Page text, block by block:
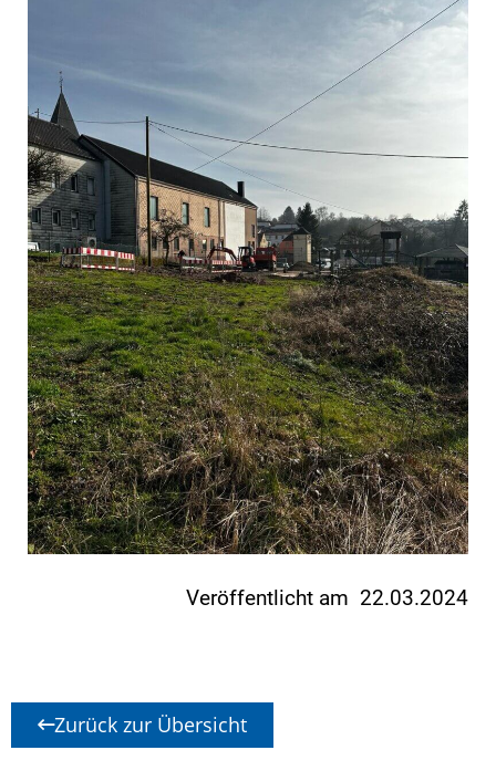
Veröffentlicht am 22.03.2024
Zurück zur Übersicht